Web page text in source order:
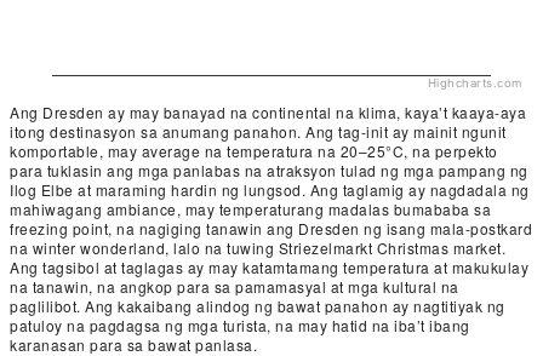
Highcharts.com
Ang Dresden ay may banayad na continental na klima, kaya’t kaaya-aya
itong destinasyon sa anumang panahon. Ang tag-init ay mainit ngunit
komportable, may average na temperatura na 20–25°C, na perpekto
para tuklasin ang mga panlabas na atraksyon tulad ng mga pampang ng
Ilog Elbe at maraming hardin ng lungsod. Ang taglamig ay nagdadala ng
mahiwagang ambiance, may temperaturang madalas bumababa sa
freezing point, na nagiging tanawin ang Dresden ng isang mala-postkard
na winter wonderland, lalo na tuwing Striezelmarkt Christmas market.
Ang tagsibol at taglagas ay may katamtamang temperatura at makukulay
na tanawin, na angkop para sa pamamasyal at mga kultural na
paglilibot. Ang kakaibang alindog ng bawat panahon ay nagtitiyak ng
patuloy na pagdagsa ng mga turista, na may hatid na iba’t ibang
karanasan para sa bawat panlasa.